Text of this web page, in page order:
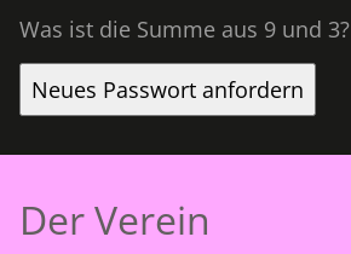
Was ist die Summe aus 9 und 3?
Neues Passwort anfordern
Der Verein